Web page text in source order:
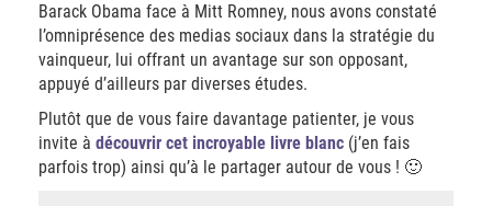
Barack Obama face à Mitt Romney, nous avons constaté
l’omniprésence des medias sociaux dans la stratégie du
vainqueur, lui offrant un avantage sur son opposant,
appuyé d’ailleurs par diverses études.
Plutôt que de vous faire davantage patienter, je vous
invite à découvrir cet incroyable livre blanc (j’en fais
parfois trop) ainsi qu’à le partager autour de vous ! 🙂